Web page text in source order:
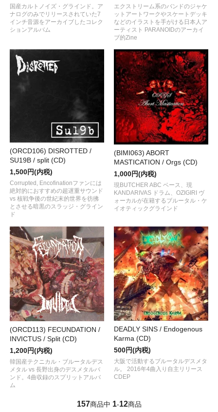
国産カルトノイズ・グラインド。ア
ナログのみでリリースされていた7
インチ音源をアーカイブしたコレク
ションアルバム
エクストリーム系のバンドのジャケ
ットアートワークやスケートデッキ
などのイラストを手がける日本人ア
ーティスト PARANOIDのアーカイ
ブ的Zine
(ORCD106) DISROTTED /
SU19B / split (CD)
1,500円(内税)
Corrupted, Encofinationファンには
絶対的におすすめの超遅重サウンド
vs 核戦争後の世紀末的世界を彷彿
とさせる暗黒のスラッジ・グライン
ド
(BIMI063) ABORT
MASTICATION / Orgs (CD)
1,000円(内税)
現BUTCHER ABC ベース、現
KANDARIVAS ドラム、OZIGIRI ヴ
ォーカルが在籍するブルータル・ケ
イオティックグラインド
(ORCD113) FECUNDATION /
INVICTUS / Split (CD)
1,200円(内税)
韓国産テクニカル・ブルータルデス
メタル vs 長野出身のデスメタルバ
ンド。4曲収録のスプリットアルバ
ム
DEADLY SINS / Endogenous
Karma (CD)
500円(内税)
大阪で活動するブルータルデスメタ
ル。 2016年4曲入り自主リリース
CDEP
157商品中 1-12商品